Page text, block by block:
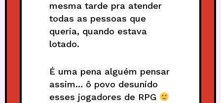
mesma tarde pra atender
todas as pessoas que
queria, quando estava
lotado.
É uma pena alguém pensar
assim… ô povo desunido
esses jogadores de RPG